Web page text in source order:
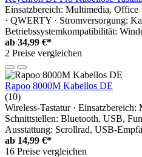
Einsatzbereich: Multimedia, Office
· QWERTY · Stromversorgung:
Betriebssystemkompatibilität:
ab 34,99 €*
2 Preise vergleichen
Rapoo 8000M Kabellos DE
(10)
Wireless-Tastatur ·
Schnittstellen: Bluetooth, USB,
Ausstattung: Scrollrad, USB-
ab 14,99 €*
16 Preise vergleichen